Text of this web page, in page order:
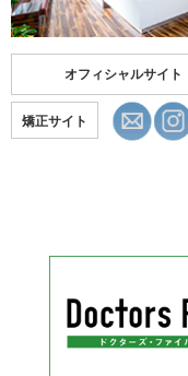
オフィシャルサイト
矯正サイト